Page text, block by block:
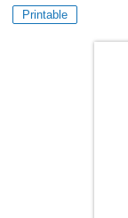
Printable